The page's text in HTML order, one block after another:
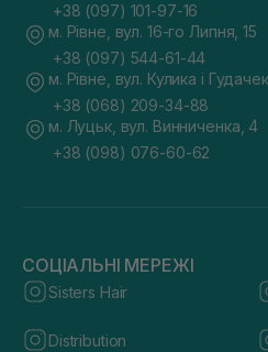
+38 (097) 101-97-16
м. Рівне, вул. 16-го Липня, 15
+38 (097) 544-61-44
м. Рівне, вул. Кулика і
+38 (068) 209-34-88
м. Луцьк, вул. Винниченка, 4
+38 (098) 076-60-62
СОЦІАЛЬНІ МЕРЕЖІ
Sisters Hair
Distribution